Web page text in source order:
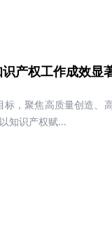
产权工作成效显
，聚焦高质量创造、
知识产权赋...